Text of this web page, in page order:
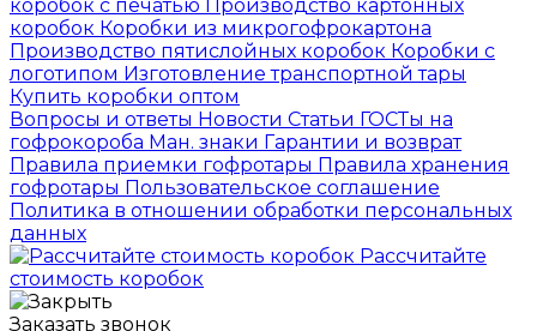
коробок с печатью Производство картонных
коробок Коробки из микрогофрокартона
Производство пятислойных коробок Коробки с
логотипом Изготовление транспортной тары
Купить коробки оптом
Вопросы и ответы Новости Статьи ГОСТы на
гофрокороба Ман. знаки Гарантии и возврат
Правила приемки гофротары Правила хранения
гофротары Пользовательское соглашение
Политика в отношении обработки персональных
данных
Рассчитайте
стоимость коробок
Заказать звонок